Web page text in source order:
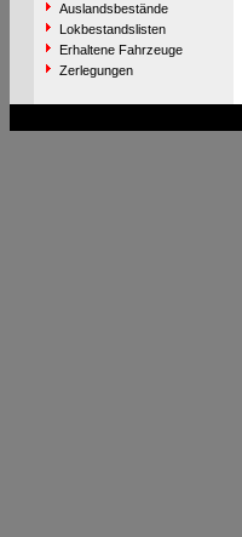
Auslandsbestände
Lokbestandslisten
Erhaltene Fahrzeuge
Zerlegungen